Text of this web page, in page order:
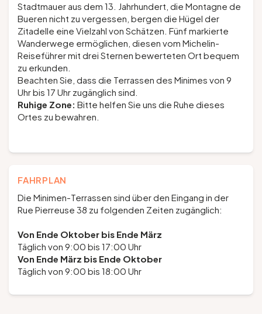
Stadtmauer aus dem 13. Jahrhundert, die Montagne de
Bueren nicht zu vergessen, bergen die Hügel der
Zitadelle eine Vielzahl von Schätzen. Fünf markierte
Wanderwege ermöglichen, diesen vom Michelin-
Reiseführer mit drei Sternen bewerteten Ort bequem
zu erkunden.
Beachten Sie, dass die Terrassen des Minimes von 9
Uhr bis 17 Uhr zugänglich sind.
Ruhige Zone: Bitte helfen Sie uns die Ruhe dieses
Ortes zu bewahren.
FAHRPLAN
Die Minimen-Terrassen sind über den Eingang in der
Rue Pierreuse 38 zu folgenden Zeiten zugänglich:
Von Ende Oktober bis Ende März
Täglich von 9:00 bis 17:00 Uhr
Von Ende März bis Ende Oktober
Täglich von 9:00 bis 18:00 Uhr